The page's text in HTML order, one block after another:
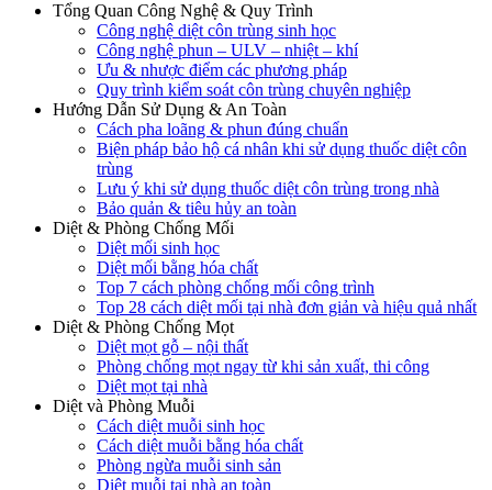
Tổng Quan Công Nghệ & Quy Trình
Công nghệ diệt côn trùng sinh học
Công nghệ phun – ULV – nhiệt – khí
Ưu & nhược điểm các phương pháp
Quy trình kiểm soát côn trùng chuyên nghiệp
Hướng Dẫn Sử Dụng & An Toàn
Cách pha loãng & phun đúng chuẩn
Biện pháp bảo hộ cá nhân khi sử dụng thuốc diệt côn
trùng
Lưu ý khi sử dụng thuốc diệt côn trùng trong nhà
Bảo quản & tiêu hủy an toàn
Diệt & Phòng Chống Mối
Diệt mối sinh học
Diệt mối bằng hóa chất
Top 7 cách phòng chống mối công trình
Top 28 cách diệt mối tại nhà đơn giản và hiệu quả nhất
Diệt & Phòng Chống Mọt
Diệt mọt gỗ – nội thất
Phòng chống mọt ngay từ khi sản xuất, thi công
Diệt mọt tại nhà
Diệt và Phòng Muỗi
Cách diệt muỗi sinh học
Cách diệt muỗi bằng hóa chất
Phòng ngừa muỗi sinh sản
Diệt muỗi tại nhà an toàn